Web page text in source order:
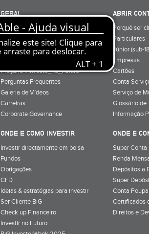
GERAL
Quem Somos
Preçário
Minha conta
Preçário #Investe_no_Futuro
Perguntas Frequentes
Galeria de Vídeos
Carreiras
Corporate Governance
ABRIR
Porquê ser
Particulares
Júnior (sub-
Empresas
Cartões
Conta
Serviço de
Glossário de
Informação
ONDE E COMO INVESTIR
Investir directamente em bolsa
Fundos
Obrigações
CFD
Ideias & estratégias para investir
Ser Cliente BiG
Check up Financeiro
Investir no Futuro
ONDE E
Super Conta
Renda
Depósitos a
Super
Conta
Certificados
Direitos e